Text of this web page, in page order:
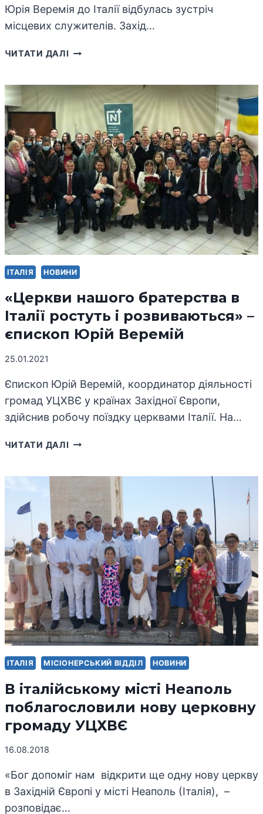
Юрія Веремія до Італії відбулась зустріч
місцевих служителів. Захід…
ЧИТАТИ ДАЛІ У
ЗУСТРІЧ
СЛУЖИТЕЛІВ
ІТАЛІЇ
ІТАЛІЯ НОВИНИ
«Церкви нашого братерства в
Італії ростуть і розвиваються» –
єпископ Юрій Веремій
25.01.2021
Єпископ Юрій Веремій, координатор діяльності
громад УЦХВЄ у країнах Західної Європи,
здійснив робочу поїздку церквами Італії. На…
ЧИТАТИ ДАЛІ «ЦЕРКВИ
ІТАЛІЇ
РОСТУТЬ
І
РОЗВИВАЮТЬСЯ»
–
ЄПИСКОП
ЮРІЙ
ВЕРЕМІЙ
ІТАЛІЯ МІСІОНЕРСЬКИЙ ВІДДІЛ НОВИНИ
В італійському місті Неаполь
поблагословили нову церковну
громаду УЦХВЄ
16.08.2018
«Бог допоміг нам відкрити ще одну нову церкву
в Західній Європі у місті Неаполь (Італія), –
розповідає…